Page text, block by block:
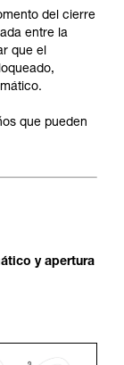
del cierre
entre la
que el
que pueden
y apertura